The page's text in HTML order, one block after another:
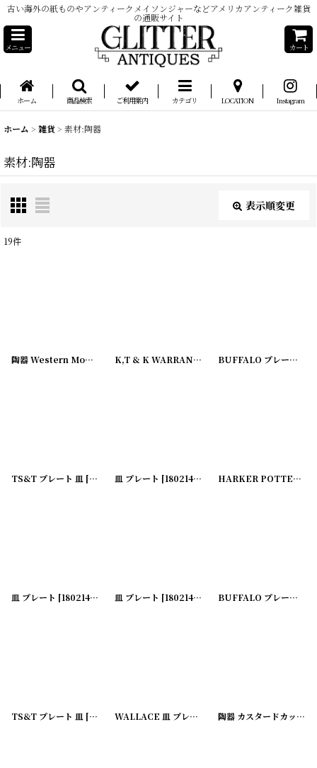
古い海外の紙ものやアンティークメイソンジャーなどアメリカアンティーク雑貨
の通販サイト
メニュー カート
ホーム 商品検索 ご利用案内 カテゴリ LOCATION Instagram
ホーム > 雑貨> 素材:陶器
素材:陶器
表示順変更
閉じる
19件
陶器 Western Monmouthスープボウル [180223-01 ]
K,T & K WARRANTED 皿 プレート [180214-05
BUFFALO プレート 皿 小皿
TS&T プレート 皿 [180214-08]
皿 プレート [180214-11 HARKER POTTER BAKERITE プレート 皿
皿 プレート [180214-02 皿 プレート [180214-04 BUFFALO プレート 皿 小皿
TS&T プレート 皿 [180214-09] WALLACE 皿 プレート 180214-12] 陶器 カスタードカップ